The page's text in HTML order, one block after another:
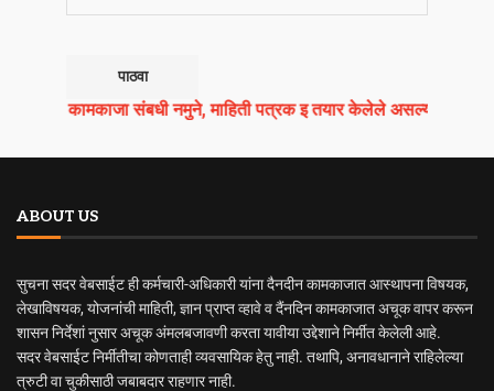
संबधी नमुने, माहिती पत्रक इ तयार केलेले असल्यास ते नमुने हि आपल्या
ABOUT US
सुचना सदर वेबसाईट ही कर्मचारी-अधिकारी यांना दैनदीन कामकाजात आस्थापना विषयक,
लेखाविषयक, योजनांची माहिती, ज्ञान प्राप्त व्हावे व दैंनदिन कामकाजात अचूक वापर करून
शासन निर्देशां नुसार अचूक अंमलबजावणी करता यावीया उद्देशाने निर्मीत केलेली आहे.
सदर वेबसाईट निर्मीतीचा कोणताही व्यवसायिक हेतु नाही. तथापि, अनावधानाने राहिलेल्या
त्रुटी वा चुकीसाठी जबाबदार राहणार नाही.